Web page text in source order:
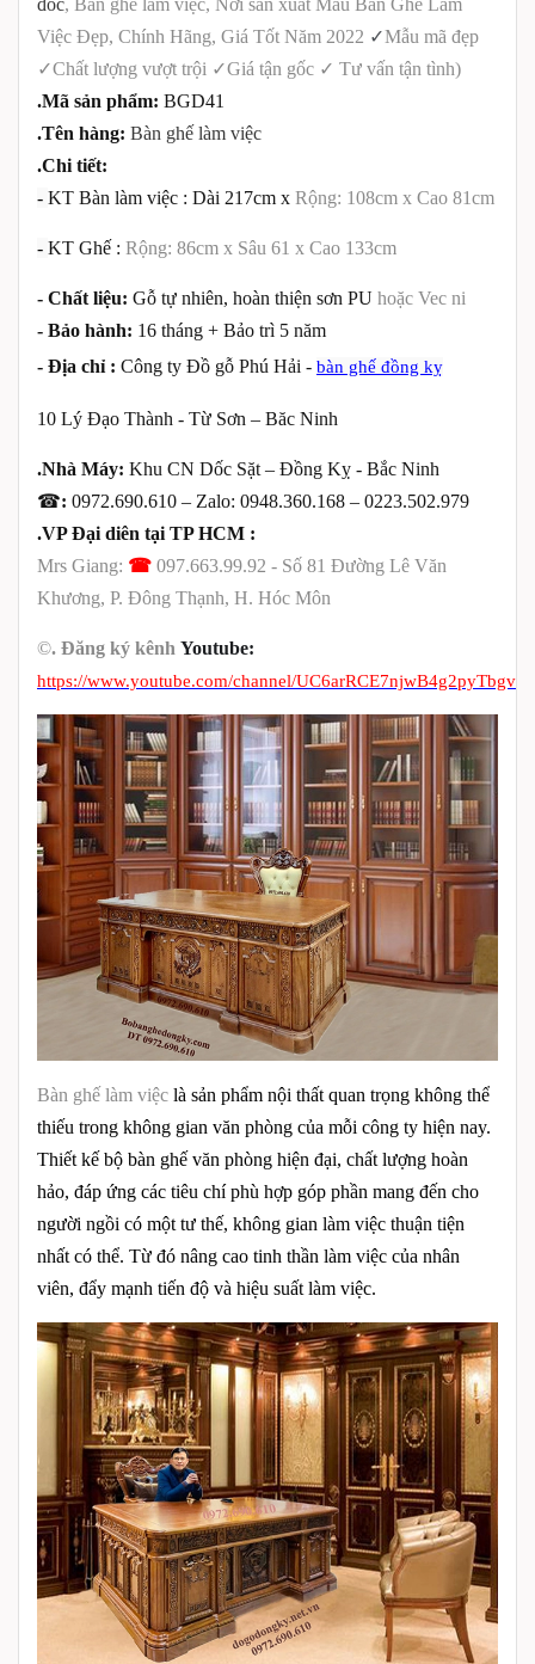
đốc, Bàn ghế làm việc, Nơi sản xuất Mẫu Bàn Ghế Làm
Việc Đẹp, Chính Hãng, Giá Tốt Năm 2022 ✓Mẫu mã đẹp
✓Chất lượng vượt trội ✓Giá tận gốc ✓ Tư vấn tận tình)
.Mã sản phẩm: BGD41
.Tên hàng: Bàn ghế làm việc
.Chi tiết:
- KT Bàn làm việc : Dài 217cm x Rộng: 108cm x Cao 81cm
- KT Ghế : Rộng: 86cm x Sâu 61 x Cao 133cm
- Chất liệu: Gỗ tự nhiên, hoàn thiện sơn PU hoặc Vec ni
- Bảo hành: 16 tháng + Bảo trì 5 năm
- Địa chỉ : Công ty Đồ gỗ Phú Hải - bàn ghế đồng kỵ
10 Lý Đạo Thành - Từ Sơn – Băc Ninh
.Nhà Máy: Khu CN Dốc Sặt – Đồng Kỵ - Bắc Ninh
☎: 0972.690.610 – Zalo: 0948.360.168 – 0223.502.979
.VP Đại diên tại TP HCM :
Mrs Giang: ☎ 097.663.99.92 - Số 81 Đường Lê Văn
Khương, P. Đông Thạnh, H. Hóc Môn
©. Đăng ký kênh Youtube:
https://www.youtube.com/channel/
Bàn ghế làm việc là sản phẩm nội thất quan trọng không thể
thiếu trong không gian văn phòng của mỗi công ty hiện nay.
Thiết kế bộ bàn ghế văn phòng hiện đại, chất lượng hoàn
hảo, đáp ứng các tiêu chí phù hợp góp phần mang đến cho
người ngồi có một tư thế, không gian làm việc thuận tiện
nhất có thể. Từ đó nâng cao tinh thần làm việc của nhân
viên, đẩy mạnh tiến độ và hiệu suất làm việc.